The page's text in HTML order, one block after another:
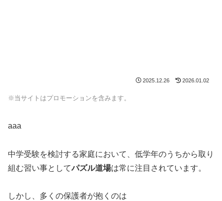
2025.12.26 2026.01.02
※当サイトはプロモーションを含みます。
aaa
中学受験を検討する家庭において、低学年のうちから取り
組む習い事としてパズル道場は常に注目されています。
しかし、多くの保護者が抱くのは